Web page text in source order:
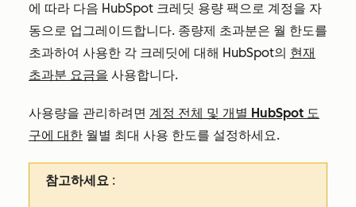
에 따라 다음 HubSpot 크레딧 용량 팩으로 계정을 자
동으로 업그레이드합니다. 종량제 초과분은 월 한도를
초과하여 사용한 각 크레딧에 대해 HubSpot의 현재
초과분 요금을 사용합니다.
사용량을 관리하려면 계정 전체 및 개별 HubSpot 도
구에 대한 월별 최대 사용 한도를 설정하세요.
참고하세요 :